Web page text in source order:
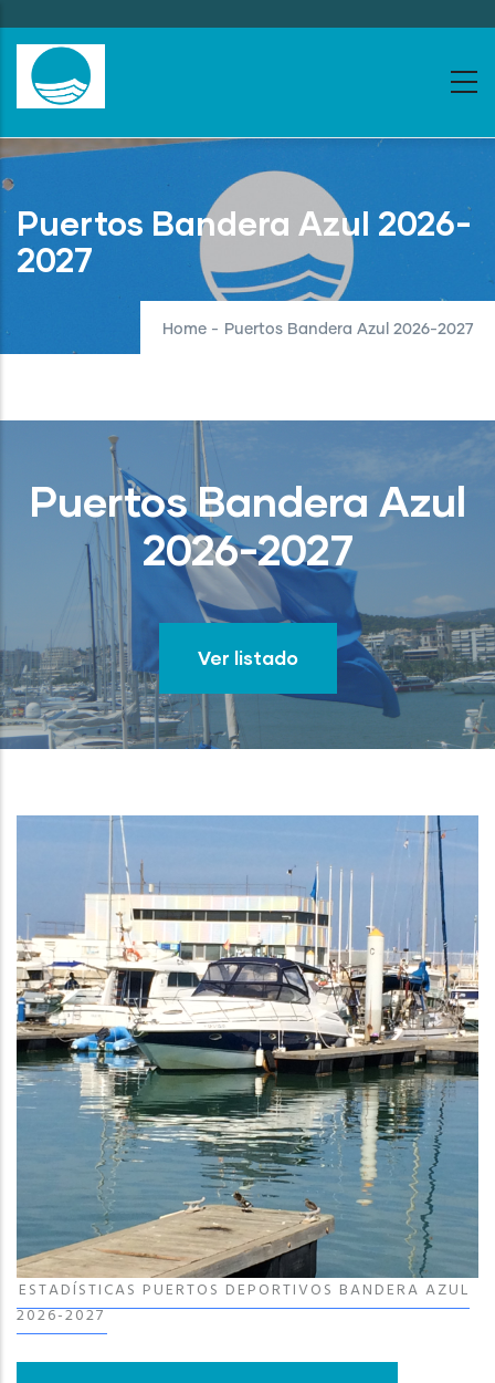
to
main
content
Puertos Bandera Azul 2026-
2027
Home - Puertos Bandera Azul 2026-2027
Puertos Bandera Azul
2026-2027
Ver listado
ESTADÍSTICAS PUERTOS DEPORTIVOS BANDERA AZUL
2026-2027